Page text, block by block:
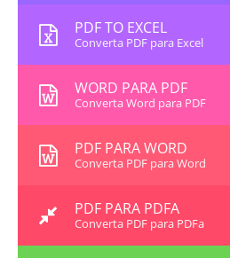
PDF TO EXCEL
Converta PDF para Excel
WORD PARA PDF
Converta Word para PDF
PDF PARA WORD
Converta PDF para Word
PDF PARA PDFA
Converta PDF para PDFa